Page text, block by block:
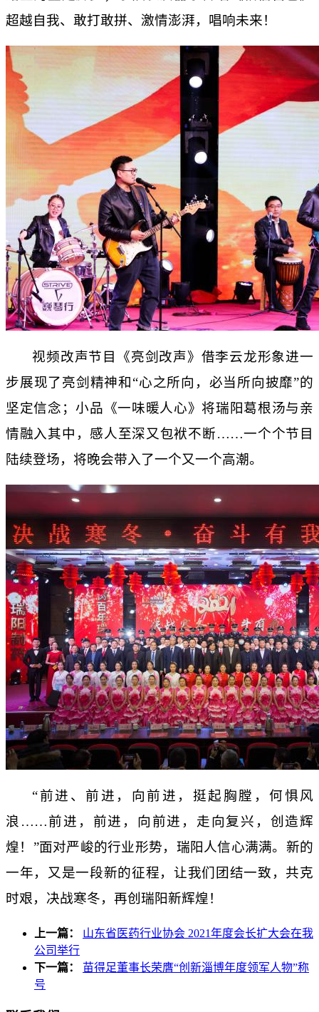
超越自我、敢打敢拼、激情澎湃，唱响未来！
视频改声节目《亮剑改声》借李云龙形象进一
步展现了亮剑精神和“心之所向，必当所向披靡”的
坚定信念；小品《一味暖人心》将瑞阳葛根汤与亲
情融入其中，感人至深又包袱不断……一个个节目
陆续登场，将晚会带入了一个又一个高潮。
“前进、前进，向前进，挺起胸膛，何惧风
浪……前进，前进，向前进，走向复兴，创造辉
煌！”面对严峻的行业形势，瑞阳人信心满满。新的
一年，又是一段新的征程，让我们团结一致，共克
时艰，决战寒冬，再创瑞阳新辉煌！
上一篇：
山东省医药行业协会 2021年度会长扩大会在我
公司举行
下一篇：
苗得足董事长荣膺“创新淄博年度领军人物”称
号